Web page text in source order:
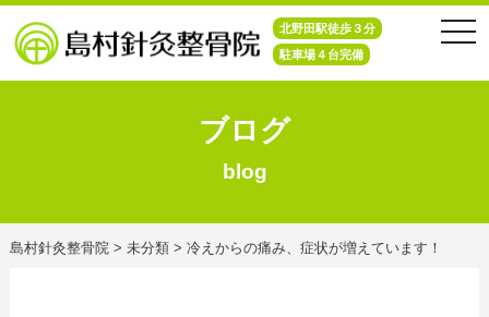
北野田駅徒歩３分
駐車場４台完備
ブログ
blog
島村針灸整骨院> 未分類> 冷えからの痛み、症状が増えています！